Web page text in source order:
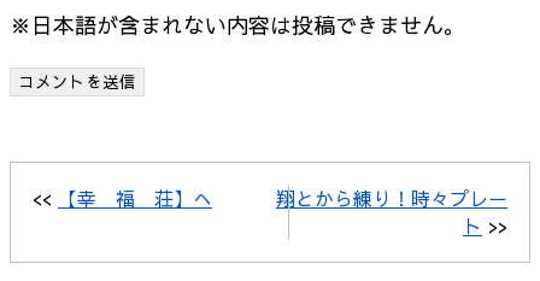
※日本語が含まれない内容は投稿できません。
<< 【幸 福 荘】へ
翔とから練り！時々プレー
ト >>